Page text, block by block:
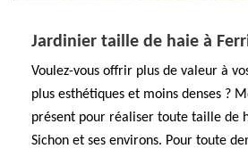
Jardinier taille de haie à
Voulez-vous offrir plus de valeur à
plus esthétiques et moins denses ?
présent pour réaliser toute taille de
Sichon et ses environs. Pour toute